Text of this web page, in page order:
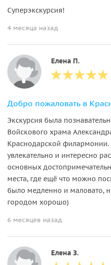
Суперэкскурсия!
4 месяца назад
Елена П.
Добро пожаловать в
Экскурсия была
Войскового храма
Краснодарской филармонии.
увлекательно и интересно
основных
места, где ещё что можно
было медленно и маловато,
городом хорошо)
6 месяцев назад
Елена З.